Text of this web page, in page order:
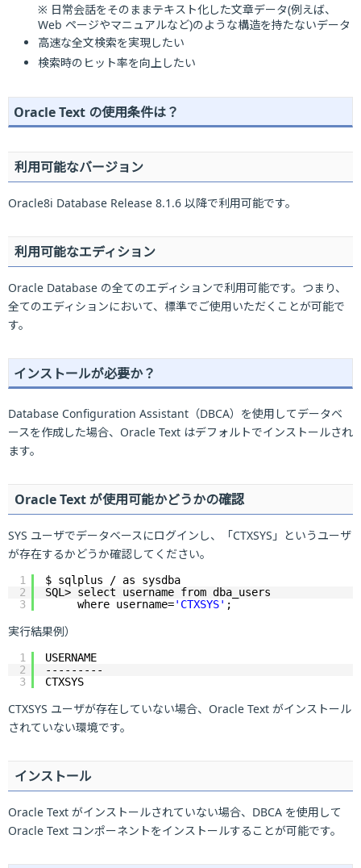
※ 日常会話をそのままテキスト化した文章データ(例えば、
Web ページやマニュアルなど)のような構造を持たないデータ
高速な全文検索を実現したい
検索時のヒット率を向上したい
Oracle Text の使用条件は？
利用可能なバージョン
Oracle8i Database Release 8.1.6 以降で利用可能です。
利用可能なエディション
Oracle Database の全てのエディションで利用可能です。つまり、
全てのエディションにおいて、標準でご使用いただくことが可能で
す。
インストールが必要か？
Database Configuration Assistant（DBCA）を使用してデータベ
ースを作成した場合、Oracle Text はデフォルトでインストールされ
ます。
Oracle Text が使用可能かどうかの確認
SYS ユーザでデータベースにログインし、「CTXSYS」というユーザ
が存在するかどうか確認してください。
1
2
3
$ sqlplus / as sysdba
SQL> select username from dba_users
where username='CTXSYS' ;
実行結果例）
1
2
3
USERNAME
---------
CTXSYS
CTXSYS ユーザが存在していない場合、Oracle Text がインストール
されていない環境です。
インストール
Oracle Text がインストールされていない場合、DBCA を使用して
Oracle Text コンポーネントをインストールすることが可能です。